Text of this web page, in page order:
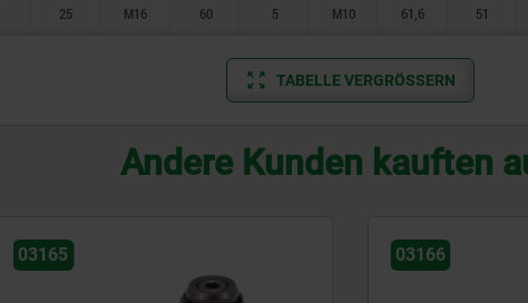
25 M16 60 5 M10 61,6 51
TABELLE VERGRÖSSERN
Andere Kunden kauften
03166 03169